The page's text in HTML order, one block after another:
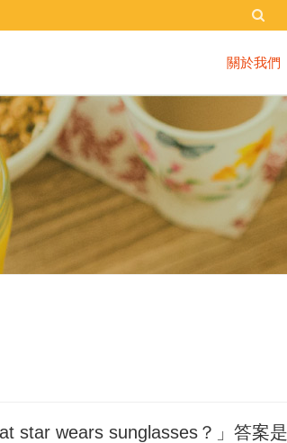
關於我們
wears sunglasses？」答案